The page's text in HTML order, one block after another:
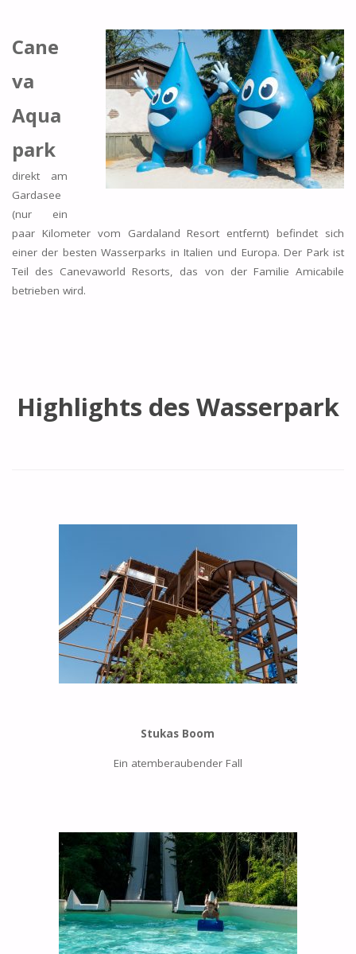
Cane
va
Aqua
park
direkt am
Gardasee
(nur ein
paar Kilometer vom Gardaland Resort entfernt) befindet sich
einer der besten Wasserparks in Italien und Europa. Der Park ist
Teil des Canevaworld Resorts, das von der Familie Amicabile
betrieben wird.
Highlights des Wasserpark
Stukas Boom
Ein atemberaubender Fall